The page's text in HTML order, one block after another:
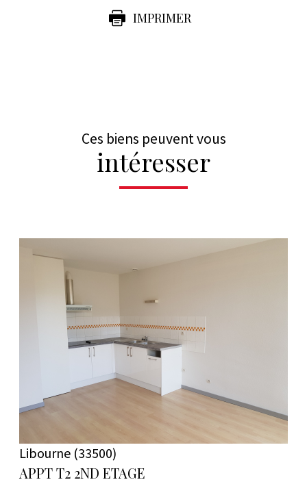
IMPRIMER
Ces biens peuvent vous
intéresser
VOIR LE BIEN
Libourne (33500)
APPT T2 2ND ETAGE